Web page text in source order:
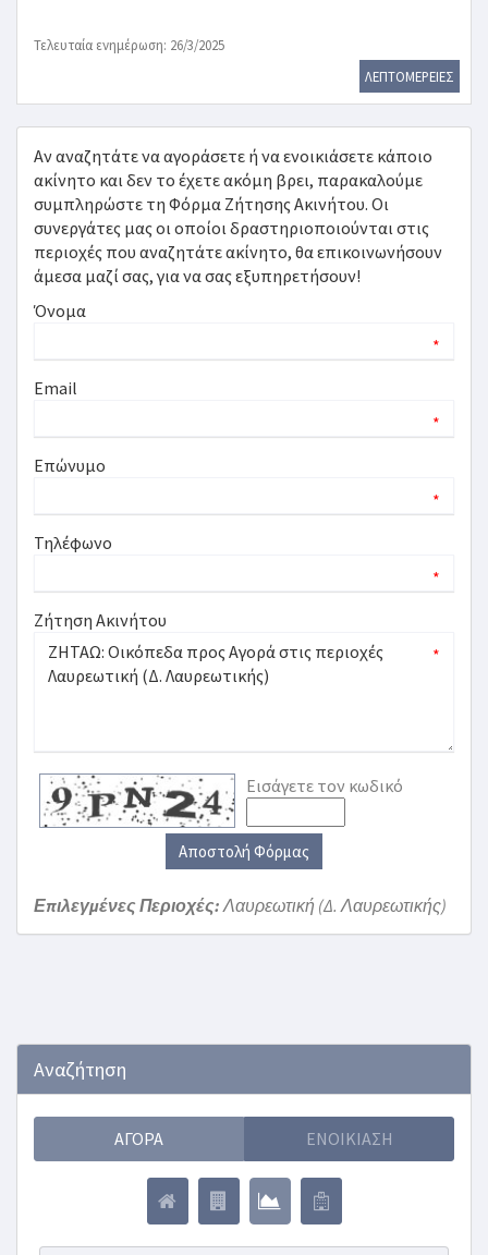
Τελευταία ενημέρωση: 26/3/2025
ΛΕΠΤΟΜΕΡΕΙΕΣ
Αν αναζητάτε να αγοράσετε ή να ενοικιάσετε κάποιο
ακίνητο και δεν το έχετε ακόμη βρει, παρακαλούμε
συμπληρώστε τη Φόρμα Ζήτησης Ακινήτου. Οι
συνεργάτες μας οι οποίοι δραστηριοποιούνται στις
περιοχές που αναζητάτε ακίνητο, θα επικοινωνήσουν
άμεσα μαζί σας, για να σας εξυπηρετήσουν!
Όνομα
*
Email
*
Επώνυμο
*
Τηλέφωνο
*
Ζήτηση Ακινήτου
*
Εισάγετε τον κωδικό
Αποστολή Φόρμας
Επιλεγμένες Περιοχές:Λαυρεωτική (Δ. Λαυρεωτικής)
Αναζήτηση
ΑΓΟΡΆ ΕΝΟΙΚΊΑΣΗ